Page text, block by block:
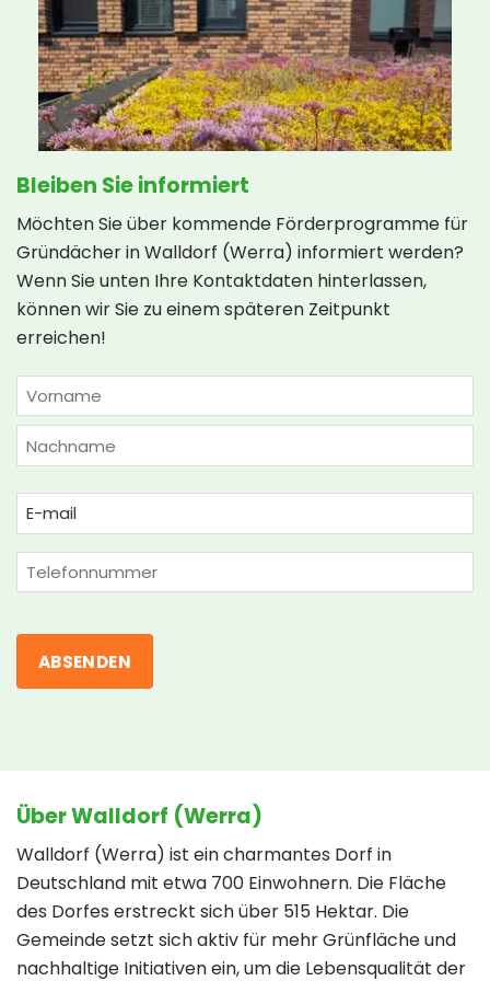
Bleiben Sie informiert
Möchten Sie über kommende Förderprogramme für
Gründächer in Walldorf (Werra) informiert werden?
Wenn Sie unten Ihre Kontaktdaten hinterlassen,
können wir Sie zu einem späteren Zeitpunkt
erreichen!
NAME
(ERFORDERLICH)
Vorname
Email
(erforderlich)
Phone
Über Walldorf (Werra)
Walldorf (Werra) ist ein charmantes Dorf in
Deutschland mit etwa 700 Einwohnern. Die Fläche
des Dorfes erstreckt sich über 515 Hektar. Die
Gemeinde setzt sich aktiv für mehr Grünfläche und
nachhaltige Initiativen ein, um die Lebensqualität der